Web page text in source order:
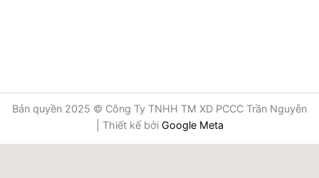
Bản quyền 2025 © Công Ty TNHH TM XD PCCC Trần Nguyễn
| Thiết kế bởi Google Meta